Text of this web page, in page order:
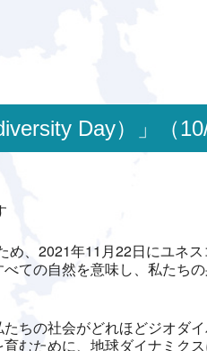
Day）」（10/
、2021年11月22日にユネ
ての自然を意味し、私たち
ちの社会がどれほどジオダ
むために、地球ダイナミク